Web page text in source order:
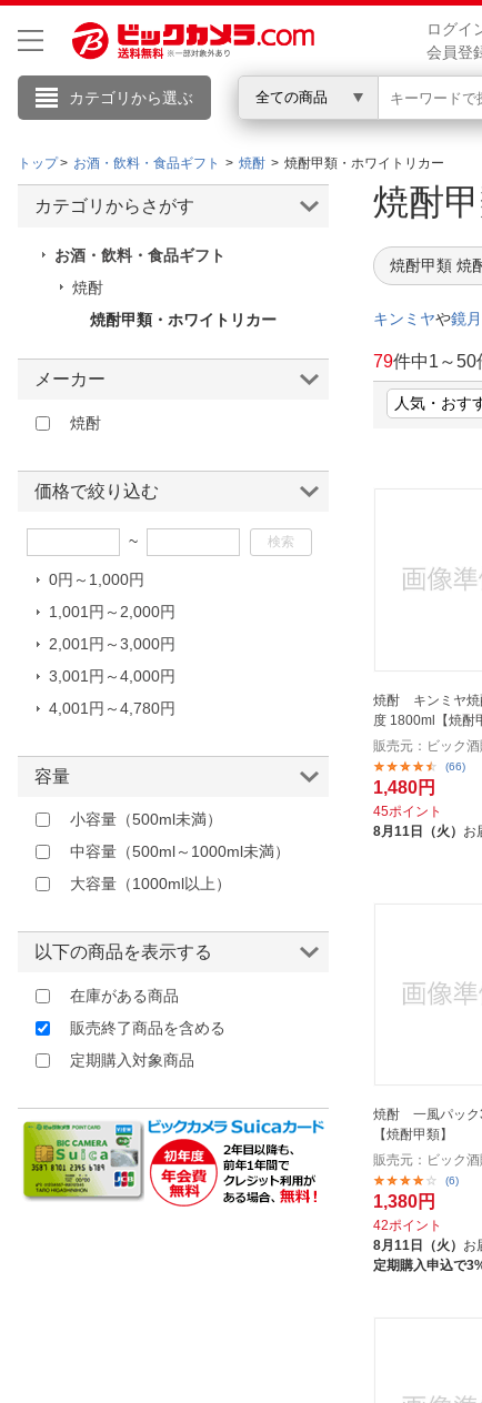
ログイ
会員登
カテゴリから選ぶ 全ての商品
こんにちは
新規会員登録
トップ お酒・飲料・食品ギフト 焼酎 焼酎甲類・ホワイトリカー
焼酎
焼酎甲類 焼
キンミヤや鏡月
79件中1 ～50
焼酎 キンミヤ焼
度 1800ml【焼酎
販売元：ビック酒
(66)
1,480円
45ポイント
8月11日（火） お
焼酎 一風パック
【焼酎甲類】
販売元：ビック酒
(6)
1,380円
42ポイント
8月11日（火） お
定期購入申込で
カテゴリからさがす
お酒・飲料・食品ギフト
焼酎
焼酎甲類・ホワイトリカー
メーカー
焼酎
価格で絞り込む
~
0円～1,000円
1,001円～2,000円
2,001円～3,000円
3,001円～4,000円
4,001円～4,780円
容量
小容量（500ml未満）
中容量（500ml～1000ml未満）
大容量（1000ml以上）
以下の商品を表示する
在庫がある商品
販売終了商品を含める
定期購入対象商品